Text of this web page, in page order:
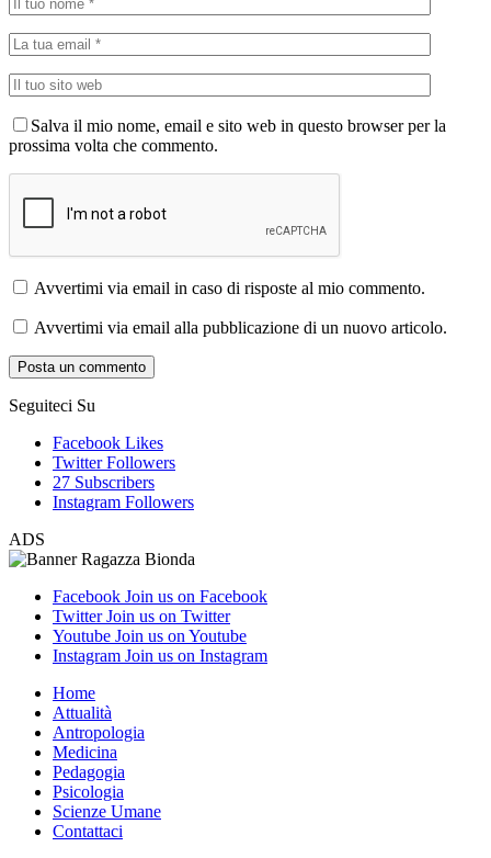
Salva il mio nome, email e sito web in questo browser per la
prossima volta che commento.
Avvertimi via email in caso di risposte al mio commento.
Avvertimi via email alla pubblicazione di un nuovo articolo.
Seguiteci Su
Facebook Likes
Twitter Followers
27 Subscribers
Instagram Followers
ADS
Facebook Join us on Facebook
Twitter Join us on Twitter
Youtube Join us on Youtube
Instagram Join us on Instagram
Home
Attualità
Antropologia
Medicina
Pedagogia
Psicologia
Scienze Umane
Contattaci